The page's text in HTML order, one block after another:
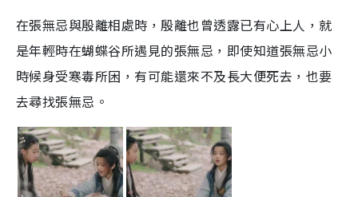
在張無忌與殷離相處時，殷離也曾透露已有心上人，就
是年輕時在蝴蝶谷所遇見的張無忌，即使知道張無忌小
時候身受寒毒所困，有可能還來不及長大便死去，也要
去尋找張無忌。